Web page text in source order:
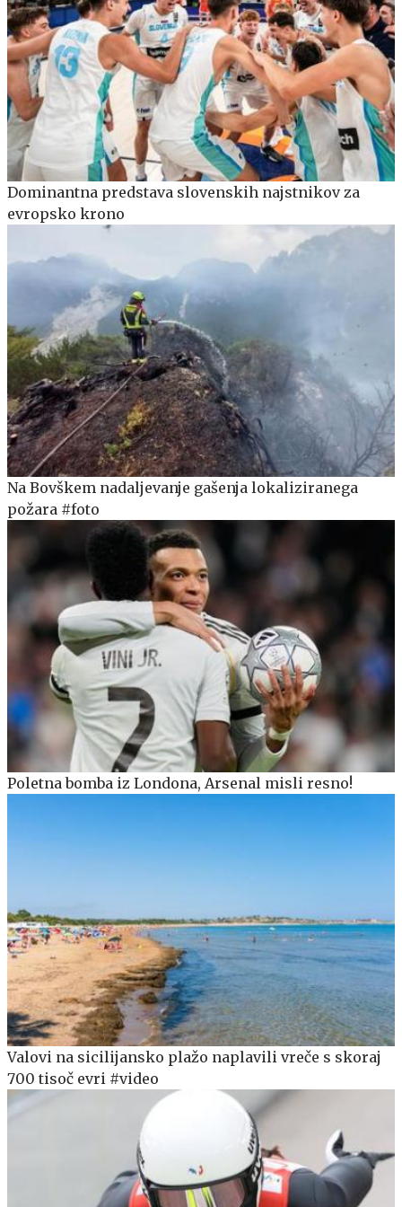
Dominantna predstava slovenskih najstnikov za
evropsko krono
Na Bovškem nadaljevanje gašenja lokaliziranega
požara #foto
Poletna bomba iz Londona, Arsenal misli resno!
Valovi na sicilijansko plažo naplavili vreče s skoraj
700 tisoč evri #video